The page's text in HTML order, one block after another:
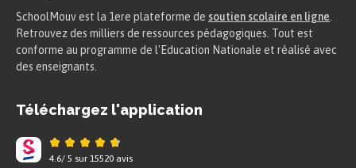
SchoolMouv est la 1ere plateforme de soutien scolaire en ligne
Retrouvez des milliers de ressources pédagogiques. Tout est
conforme au programme de l'Education Nationale et réalisé avec
des enseignants.
Téléchargez l'application
4.6/ 5 sur 15520 avis